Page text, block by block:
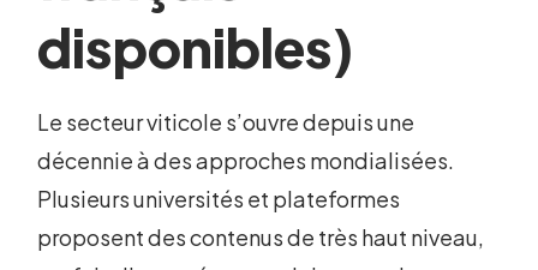
disponibles)
Le secteur viticole s’ouvre depuis une
décennie à des approches mondialisées.
Plusieurs universités et plateformes
proposent des contenus de très haut niveau,